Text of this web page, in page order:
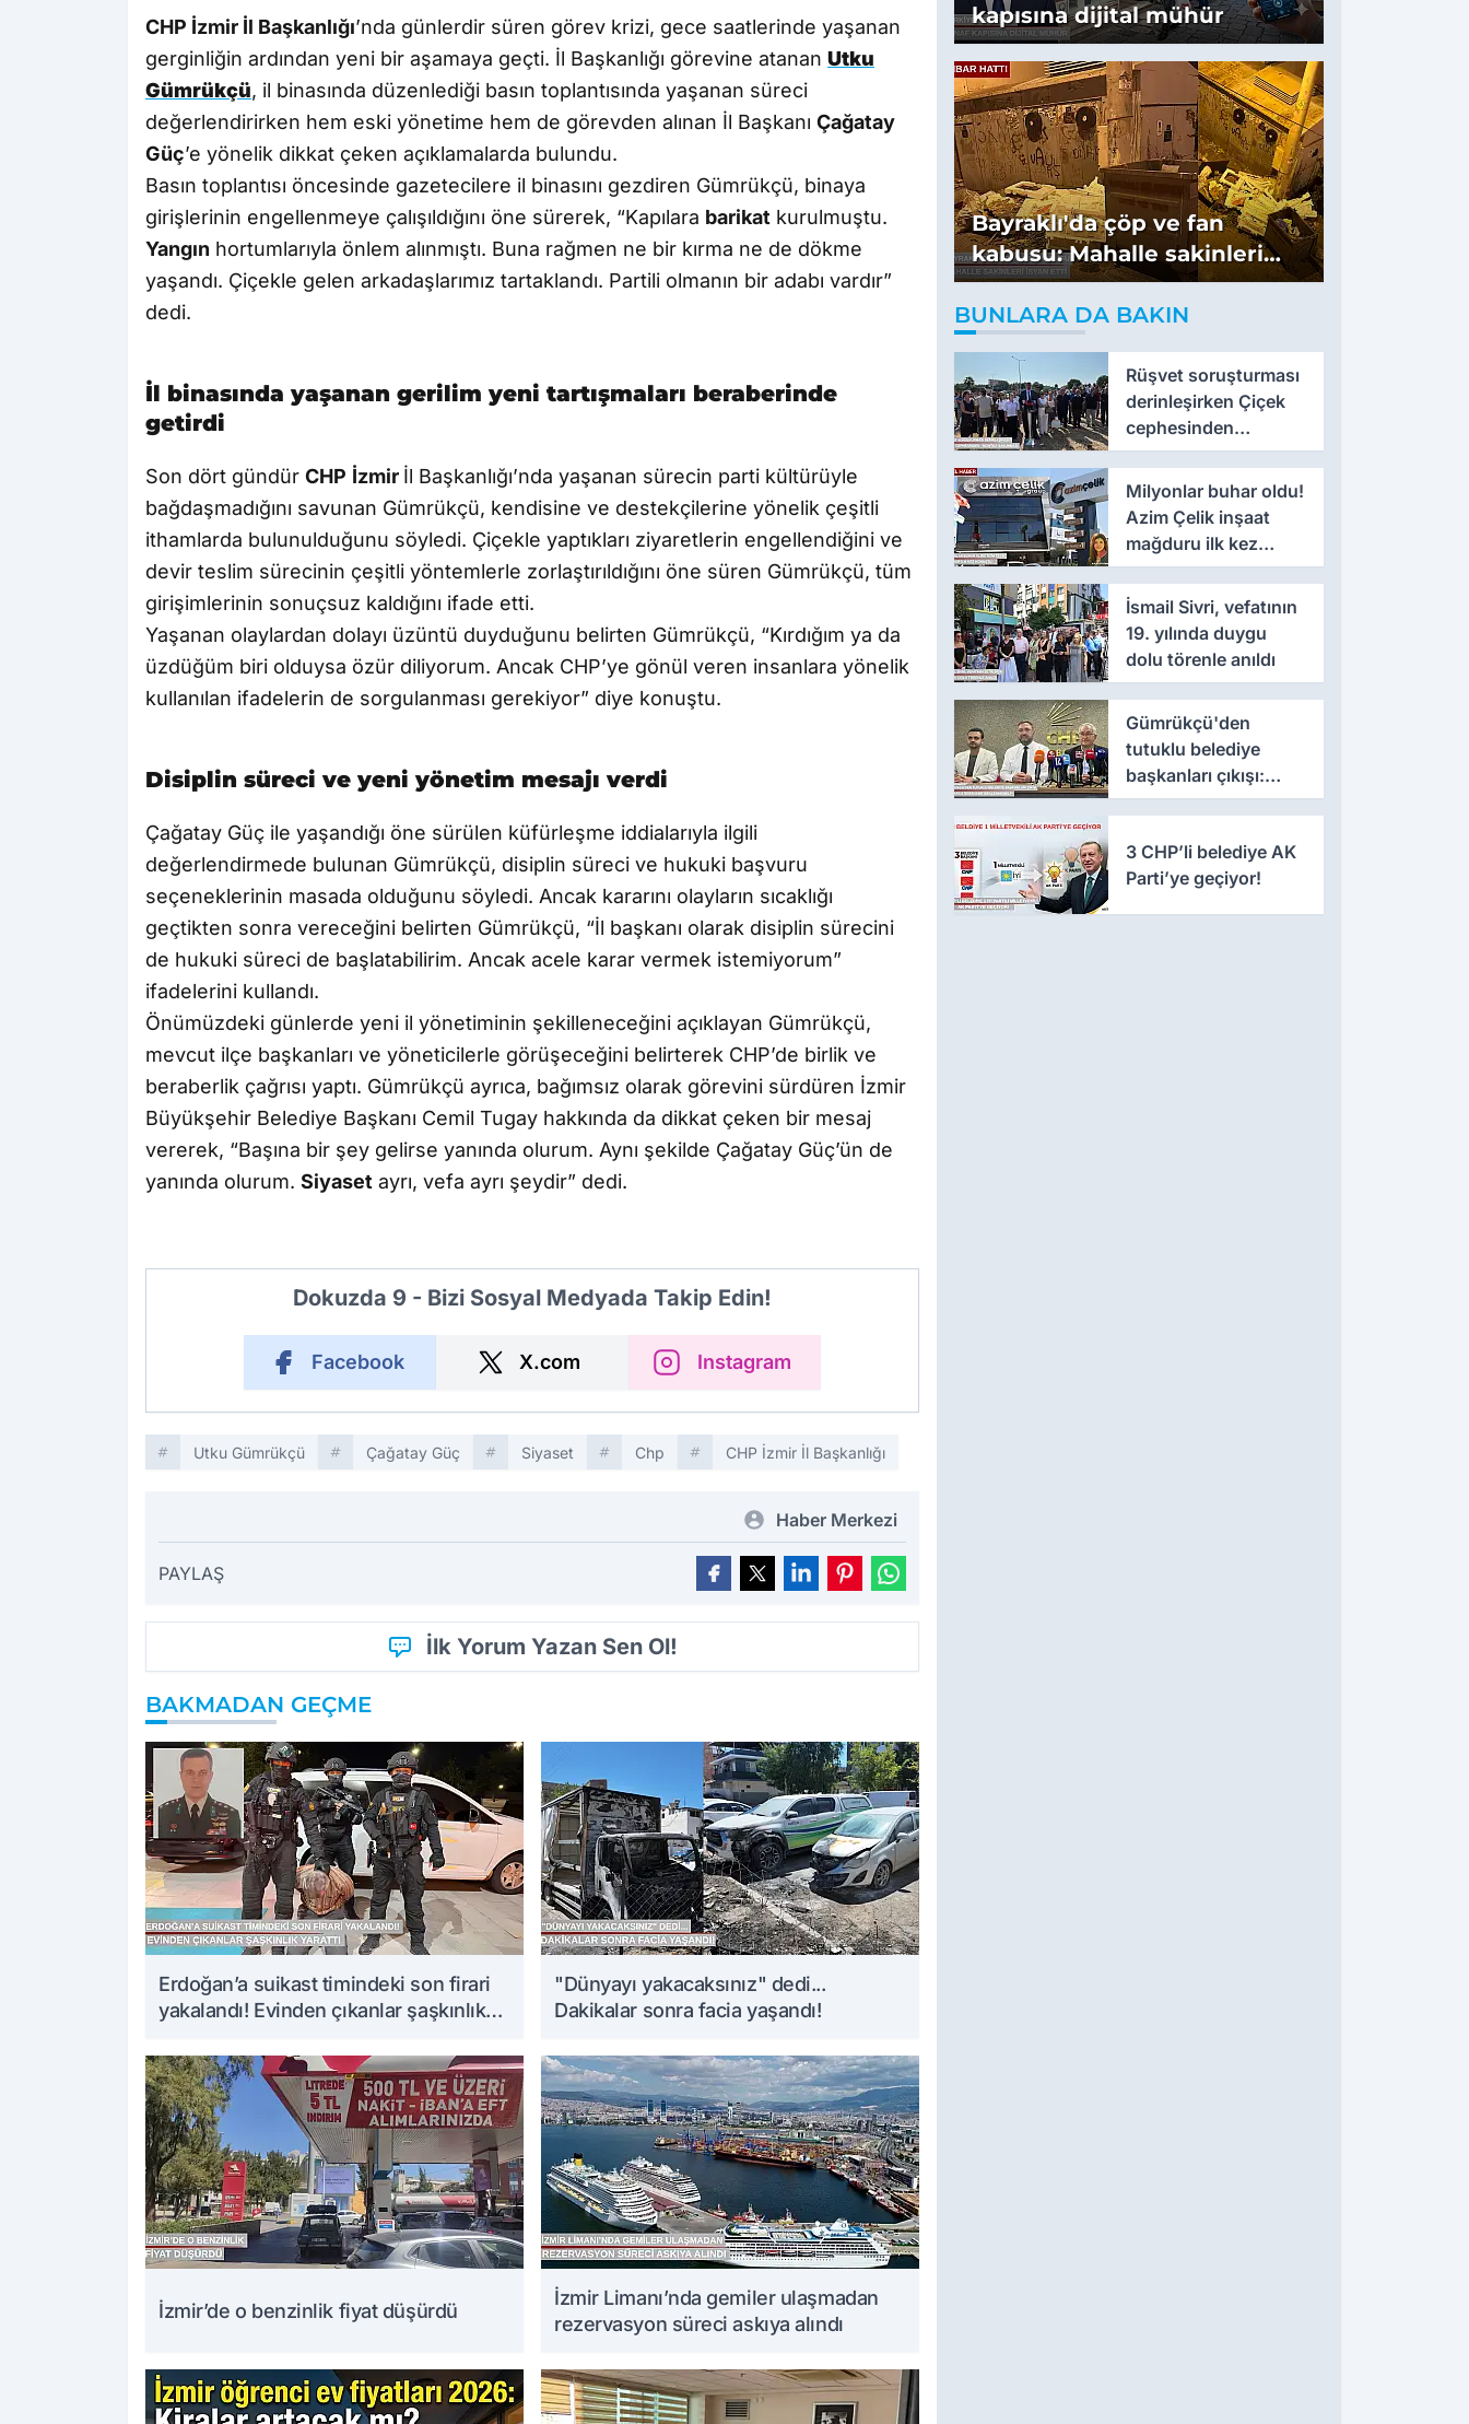
CHP İzmir İl Başkanlığı’nda günlerdir süren görev krizi, gece saatlerinde yaşanan
gerginliğin ardından yeni bir aşamaya geçti. İl Başkanlığı görevine atanan Utku
Gümrükçü, il binasında düzenlediği basın toplantısında yaşanan süreci
değerlendirirken hem eski yönetime hem de görevden alınan İl Başkanı Çağatay
Güç’e yönelik dikkat çeken açıklamalarda bulundu.
Basın toplantısı öncesinde gazetecilere il binasını gezdiren Gümrükçü, binaya
girişlerinin engellenmeye çalışıldığını öne sürerek, “Kapılara barikat kurulmuştu.
Yangın hortumlarıyla önlem alınmıştı. Buna rağmen ne bir kırma ne de dökme
yaşandı. Çiçekle gelen arkadaşlarımız tartaklandı. Partili olmanın bir adabı vardır”
dedi.
İl binasında yaşanan gerilim yeni tartışmaları beraberinde
getirdi
Son dört gündür CHP İzmir İl Başkanlığı’nda yaşanan sürecin parti kültürüyle
bağdaşmadığını savunan Gümrükçü, kendisine ve destekçilerine yönelik çeşitli
ithamlarda bulunulduğunu söyledi. Çiçekle yaptıkları ziyaretlerin engellendiğini ve
devir teslim sürecinin çeşitli yöntemlerle zorlaştırıldığını öne süren Gümrükçü, tüm
girişimlerinin sonuçsuz kaldığını ifade etti.
Yaşanan olaylardan dolayı üzüntü duyduğunu belirten Gümrükçü, “Kırdığım ya da
üzdüğüm biri olduysa özür diliyorum. Ancak CHP’ye gönül veren insanlara yönelik
kullanılan ifadelerin de sorgulanması gerekiyor” diye konuştu.
Disiplin süreci ve yeni yönetim mesajı verdi
Çağatay Güç ile yaşandığı öne sürülen küfürleşme iddialarıyla ilgili
değerlendirmede bulunan Gümrükçü, disiplin süreci ve hukuki başvuru
seçeneklerinin masada olduğunu söyledi. Ancak kararını olayların sıcaklığı
geçtikten sonra vereceğini belirten Gümrükçü, “İl başkanı olarak disiplin sürecini
de hukuki süreci de başlatabilirim. Ancak acele karar vermek istemiyorum”
ifadelerini kullandı.
Önümüzdeki günlerde yeni il yönetiminin şekilleneceğini açıklayan Gümrükçü,
mevcut ilçe başkanları ve yöneticilerle görüşeceğini belirterek CHP’de birlik ve
beraberlik çağrısı yaptı. Gümrükçü ayrıca, bağımsız olarak görevini sürdüren İzmir
Büyükşehir Belediye Başkanı Cemil Tugay hakkında da dikkat çeken bir mesaj
vererek, “Başına bir şey gelirse yanında olurum. Aynı şekilde Çağatay Güç’ün de
yanında olurum. Siyaset ayrı, vefa ayrı şeydir” dedi.
Dokuzda 9 - Bizi Sosyal Medyada Takip Edin!
Facebook X.com Instagram
Utku Gümrükçü Çağatay Güç Siyaset Chp CHP İzmir İl Başkanlığı
Haber Merkezi
PAYLAŞ
İlk Yorum Yazan Sen Ol!
BAKMADAN GEÇME
Erdoğan’a suikast timindeki son firari
yakalandı! Evinden çıkanlar şaşkınlık
"Dünyayı yakacaksınız" dedi...
Dakikalar sonra facia yaşandı!
İzmir’de o benzinlik fiyat düşürdü
İzmir Limanı’nda gemiler ulaşmadan
rezervasyon süreci askıya alındı
kapısına dijital mühür
Bayraklı'da çöp ve fan
kabusu: Mahalle sakinleri
isyan etti
BUNLARA DA BAKIN
Rüşvet soruşturması
derinleşirken Çiçek
cephesinden
'montaj' savunması
Milyonlar buhar oldu!
Azim Çelik inşaat
mağduru ilk kez
konuştu
İsmail Sivri, vefatının
19. yılında duygu
dolu törenle anıldı
Gümrükçü'den
tutuklu belediye
başkanları çıkışı:
'Yıllarca iddianame
3 CHP’li belediye AK
Parti’ye geçiyor!